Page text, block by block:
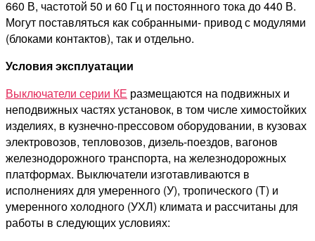
660 В, частотой 50 и 60 Гц и постоянного тока до 440 В.
Могут поставляться как собранными- привод с модулями
(блоками контактов), так и отдельно.
Условия эксплуатации
Выключатели серии КЕ размещаются на подвижных и
неподвижных частях установок, в том числе химостойких
изделиях, в кузнечно-прессовом оборудовании, в кузовах
электровозов, тепловозов, дизель-поездов, вагонов
железнодорожного транспорта, на железнодорожных
платформах. Выключатели изготавливаются в
исполнениях для умеренного (У), тропического (Т) и
умеренного холодного (УХЛ) климата и рассчитаны для
работы в следующих условиях: